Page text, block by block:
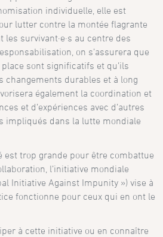
individuelle, elle est
lutter contre la montée flagrante
les survivant·e·s au centre des
on s’assurera que
sont significatifs et qu’ils
changements durables et à long
également la coordination et
et d’expériences avec d’autres
impliqués dans la lutte mondiale
est trop grande pour être combattue
l’initiative mondiale
Initiative Against Impunity ») vise à
fonctionne pour ceux qui en ont le
à cette initiative ou en connaître